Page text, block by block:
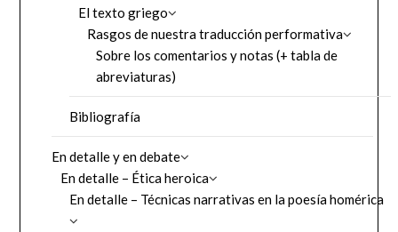
El texto griego
Rasgos de nuestra traducción performativa
Sobre los comentarios y notas (+ tabla de
abreviaturas)
Bibliografía
En detalle y en debate
En detalle – Ética heroica
En detalle – Técnicas narrativas en la poesía homérica